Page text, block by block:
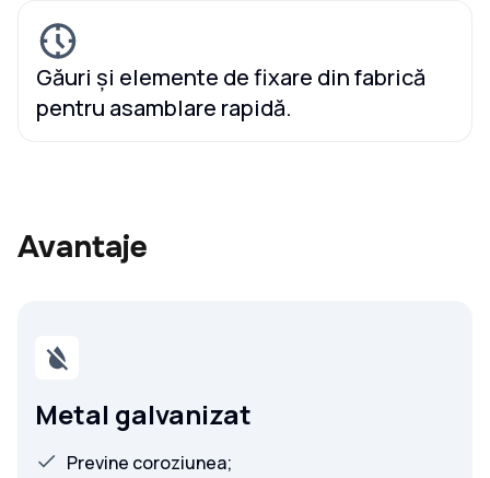
Găuri și elemente de fixare din fabrică
pentru asamblare rapidă.
Avantaje
Metal galvanizat
Previne coroziunea;